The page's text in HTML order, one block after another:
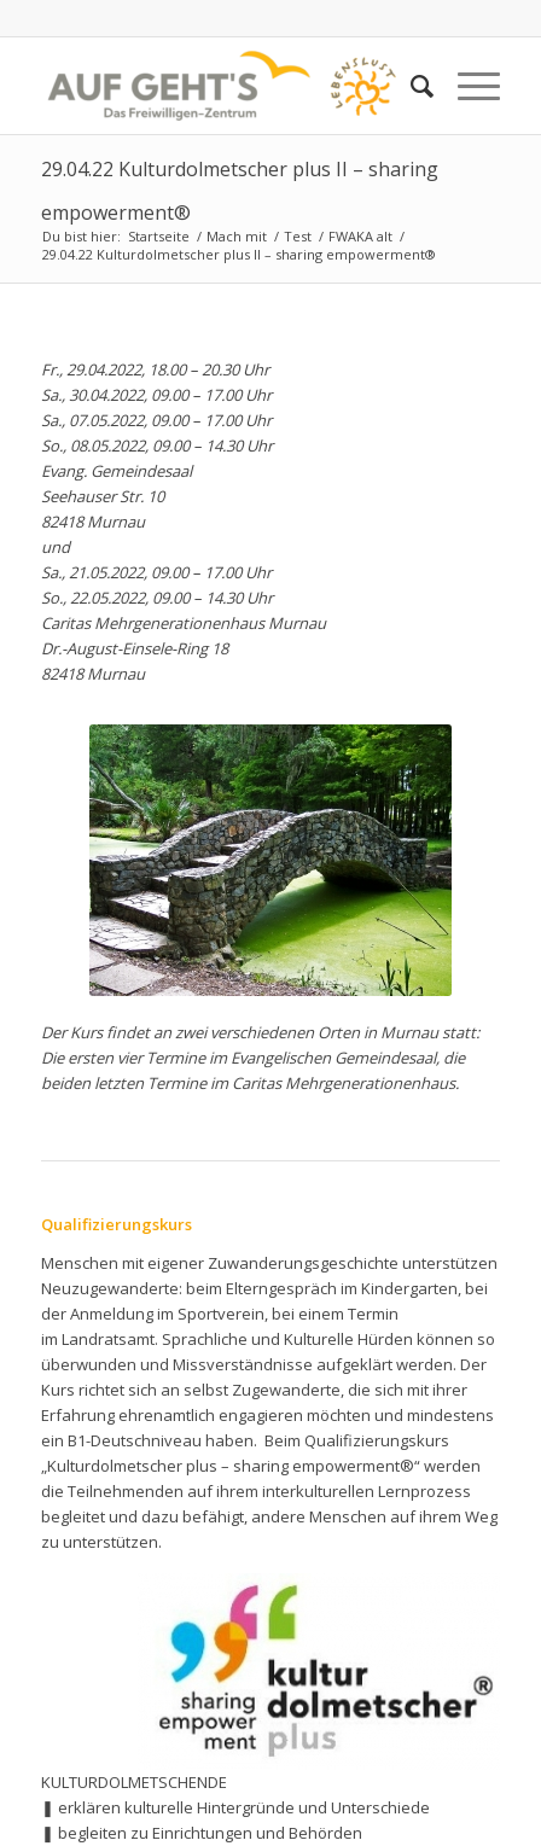
29.04.22 Kulturdolmetscher plus II – sharing
empowerment®
Du bist hier: Startseite / Mach mit / Test / FWAKA alt /
29.04.22 Kulturdolmetscher plus II – sharing empowerment®
Fr., 29.04.2022, 18.00 – 20.30 Uhr
Sa., 30.04.2022, 09.00 – 17.00 Uhr
Sa., 07.05.2022, 09.00 – 17.00 Uhr
So., 08.05.2022, 09.00 – 14.30 Uhr
Evang. Gemeindesaal
Seehauser Str. 10
82418 Murnau
und
Sa., 21.05.2022, 09.00 – 17.00 Uhr
So., 22.05.2022, 09.00 – 14.30 Uhr
Caritas Mehrgenerationenhaus Murnau
Dr.-August-Einsele-Ring 18
82418 Murnau
Der Kurs findet an zwei verschiedenen Orten in Murnau statt:
Die ersten vier Termine im Evangelischen Gemeindesaal, die
beiden letzten Termineim Caritas Mehrgenerationenhaus.
Qualifizierungskurs
Menschen mit eigener Zuwanderungsgeschichte unterstützen
Neuzugewanderte: beim Elterngespräch im Kindergarten, bei
der Anmeldung im Sportverein, bei einem Termin
im Landratsamt. Sprachliche und Kulturelle Hürden können so
überwunden und Missverständnisse aufgeklärt werden. Der
Kurs richtet sich an selbst Zugewanderte, die sich mit ihrer
Erfahrung ehrenamtlich engagieren möchten und mindestens
ein B1-Deutschniveau haben. Beim Qualifizierungskurs
„Kulturdolmetscher plus – sharing empowerment®“ werden
die Teilnehmenden auf ihrem interkulturellen Lernprozess
begleitet und dazu befähigt, andere Menschen auf ihrem Weg
zu unterstützen.
KULTURDOLMETSCHENDE
❚ erklären kulturelle Hintergründe und Unterschiede
❚ begleiten zu Einrichtungen und Behörden